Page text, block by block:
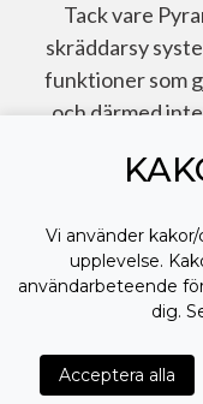
Tack vare
skräddarsy
funktioner som
och därmed
processer att
när
Vi använder
upplevelse.
användarbeteende
dig.
Acceptera alla